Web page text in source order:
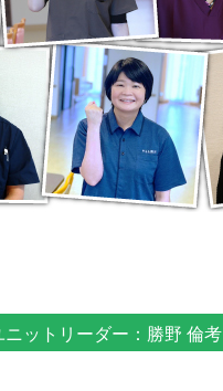
ニットリーダー：勝野 倫考